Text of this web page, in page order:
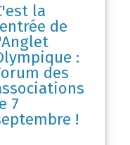
la
de
:
des
7
!